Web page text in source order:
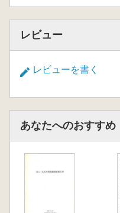
レビュー
レビューを書く
あなたへのおすすめ